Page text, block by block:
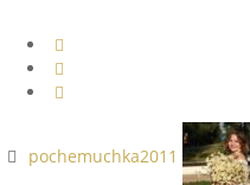
pochemuchka2011